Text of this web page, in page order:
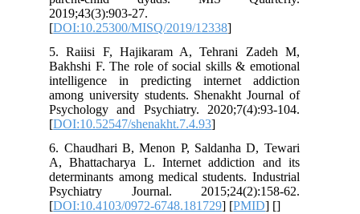
[DOI:10.25300/MISQ/2019/12338
5. Raiisi F, Hajikaram A, Tehrani
Bakhshi F. The role of social skills &
intelligence in predicting internet
among university students. Shenakht
Psychology and Psychiatry.
[DOI:10.52547/shenakht.7.4.93
6. Chaudhari B, Menon P, Saldanha
A, Bhattacharya L. Internet
determinants among medical students.
Psychiatry Journal.
[DOI:10.4103/0972-6748.181729